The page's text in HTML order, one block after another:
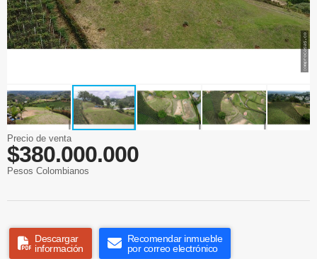
Precio de venta
$380.000.000
Pesos Colombianos
Descargar
información
Recomendar inmueble
por correo electrónico